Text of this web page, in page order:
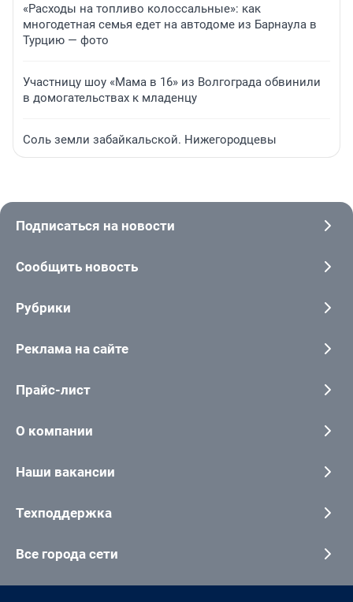
«Расходы на топливо колоссальные»: как
многодетная семья едет на автодоме из Барнаула в
Турцию — фото
Участницу шоу «Мама в 16» из Волгограда обвинили
в домогательствах к младенцу
Соль земли забайкальской. Нижегородцевы
Подписаться на новости
Сообщить новость
Рубрики
Реклама на сайте
Прайс-лист
О компании
Наши вакансии
Техподдержка
Все города сети